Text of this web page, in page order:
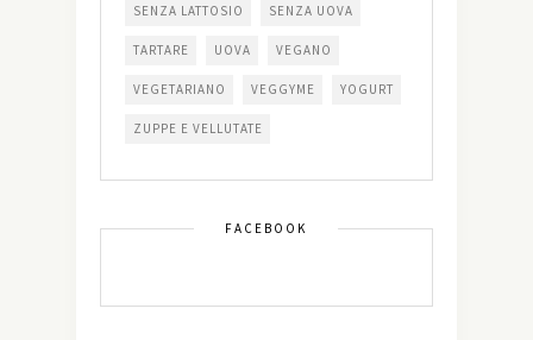
SENZA LATTOSIO SENZA UOVA
TARTARE UOVA VEGANO
VEGETARIANO VEGGYME YOGURT
ZUPPE E VELLUTATE
FACEBOOK